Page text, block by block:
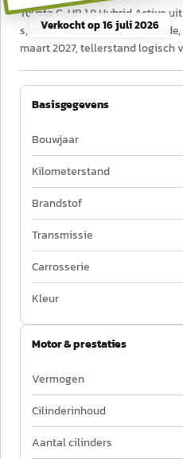
Verkocht op16 juli 2026
Toyota C-HR 1.8 Hybrid Active
s, tellerstand 35.319 km,
maart 2027, tellerstand logisch
Basisgegevens
Bouwjaar
Kilometerstand
Brandstof
Transmissie
Carrosserie
Kleur
Motor & prestaties
Vermogen
Cilinderinhoud
Aantal cilinders